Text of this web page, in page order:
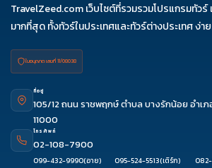
TravelZeed.com เว็บไซต์ที่รวมรวมโปรแกรมทัว
มากที่สุด ทั้งทัวร์ในประเทศและทัวร์ต่างประเทศ ง่า
ใบอนุญาต เลขที่ 11/08038
ที่อยู่
105/12 ถนน ราชพฤกษ์ ตำบล บางรักน้อย อำเ
11000
โทรศัพท์
02-108-7900
099-432-9990(อาย) 095-524-5513(เติร์ก)